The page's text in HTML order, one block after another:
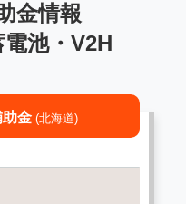
金情報
池・V2H
金 (北海道)